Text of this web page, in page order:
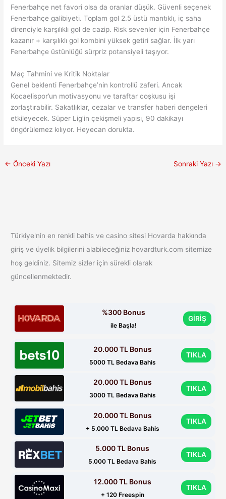
Fenerbahçe net favori olsa da oranlar düşük. Güvenli seçenek
Fenerbahçe galibiyeti. Toplam gol 2.5 üstü mantıklı, iç saha
direnciyle karşılıklı gol de cazip. Risk sevenler için Fenerbahçe
kazanır + karşılıklı gol kombini yüksek getiri sağlar. İlk yarı
Fenerbahçe üstünlüğü sürpriz potansiyeli taşıyor.
Maç Tahmini ve Kritik Noktalar
Genel beklenti Fenerbahçe’nin kontrollü zaferi. Ancak
Kocaelispor’un motivasyonu ve taraftar coşkusu işi
zorlaştırabilir. Sakatlıklar, cezalar ve transfer haberi dengeleri
etkileyecek. Süper Lig’in çekişmeli yapısı, 90 dakikayı
öngörülemez kılıyor. Heyecan dorukta.
← Önceki Yazı Sonraki Yazı →
Türkiye'nin en renkli bahis ve casino sitesi Hovarda hakkında
giriş ve üyelik bilgilerini alabileceğiniz hovardturk.com sitemize
hoş geldiniz. Sitemiz sizler için sürekli olarak
güncellenmektedir.
%300 Bonus
ile Başla!
GİRİŞ
20.000 TL Bonus
5000 TL Bedava Bahis
TIKLA
20.000 TL Bonus
3000 TL Bedava Bahis
TIKLA
20.000 TL Bonus
+ 5.000 TL Bedava Bahis
TIKLA
5.000 TL Bonus
5.000 TL Bedava Bahis
TIKLA
12.000 TL Bonus
+ 120 Freespin
TIKLA